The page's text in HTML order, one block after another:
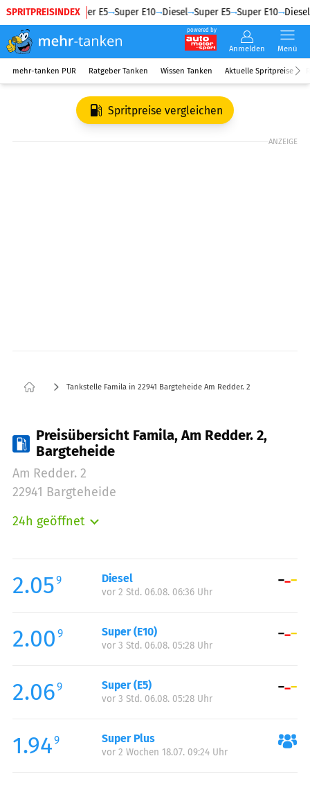
SPRITPREISINDEX
Diesel Super E5 Super E10 Diesel Super E5 Super E10 Diesel
powered by
Anmelden Menü
mehr-tanken PUR Ratgeber Tanken Wissen Tanken Aktuelle Spritpreise
Spritpreise vergleichen
ANZEIGE
Tankstelle Famila in 22941 Bargteheide Am Redder. 2
Preisübersicht Famila, Am Redder. 2,
Bargteheide
Am Redder. 2
22941 Bargteheide
24h geöffnet
Mittwoch:
00:00-23:59
Donnerstag:
Samstag:
00:00-23:59
Sonntag:
2.059 Diesel
vor 2 Std. 06.08. 06:36 Uhr
2.00 9 Super (E10)
vor 3 Std. 06.08. 05:28 Uhr
2.069 Super (E5)
vor 3 Std. 06.08. 05:28 Uhr
1.949 Super Plus
vor 2 Wochen 18.07. 09:24 Uhr